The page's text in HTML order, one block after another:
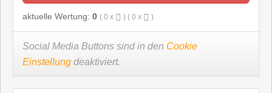
aktuelle Wertung: 0 ( 0 x ) ( 0 x )
Social Media Buttons sind in den Cookie
Einstellung deaktiviert.